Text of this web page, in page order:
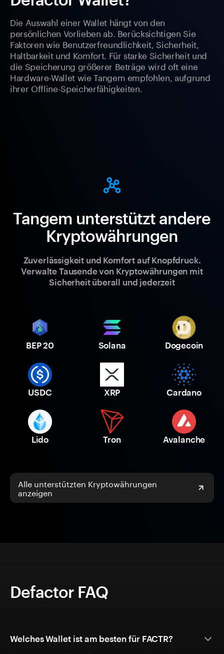
Die Auswahl einer Wallet hängt von den
persönlichen Vorlieben ab. Berücksichtigen Sie
Faktoren wie Benutzerfreundlichkeit, Sicherheit,
Haltbarkeit und Komfort. Für starke Sicherheit und
die Speicherung größerer Beträge wird oft eine
Hardware-Wallet wie Tangem empfohlen, aufgrund
ihrer Offline-Speicherfähigkeiten.
Tangem unterstützt andere
Kryptowährungen
Zuverlässigkeit und Komfort auf Knopfdruck.
Verwalte Tausende von Kryptowährungen mit
Sicherheit überall und jederzeit
BEP 20 Solana Dogecoin
USDC XRP Cardano
Lido Tron Avalanche
Alle unterstützten Kryptowährungen
anzeigen
Defactor FAQ
Welches Wallet ist am besten für FACTR?